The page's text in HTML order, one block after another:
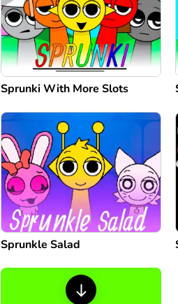
Sprunki With More Slots
Sprunkle Salad